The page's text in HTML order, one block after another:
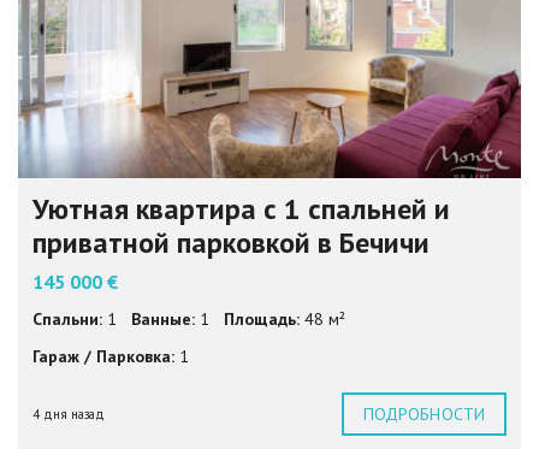
Уютная квартира с 1 спальней и
приватной парковкой в Бечичи
145 000 €
Спальни: 1 Ванные: 1 Площадь: 48 м²
Гараж / Парковка: 1
4 дня назад ПОДРОБНОСТИ